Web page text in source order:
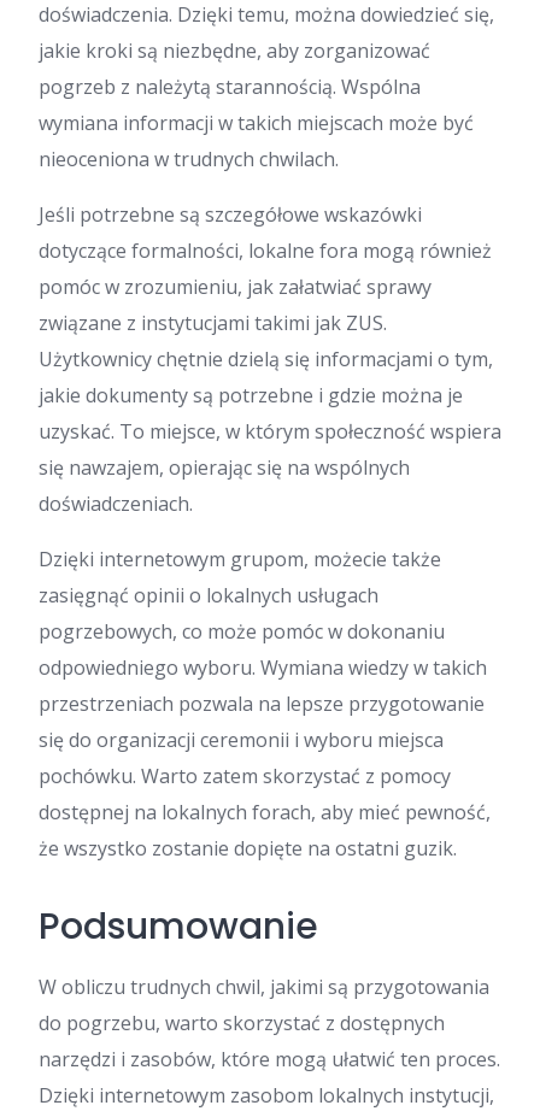
doświadczenia. Dzięki temu, można dowiedzieć się,
jakie kroki są niezbędne, aby zorganizować
pogrzeb z należytą starannością. Wspólna
wymiana informacji w takich miejscach może być
nieoceniona w trudnych chwilach.
Jeśli potrzebne są szczegółowe wskazówki
dotyczące formalności, lokalne fora mogą również
pomóc w zrozumieniu, jak załatwiać sprawy
związane z instytucjami takimi jak ZUS.
Użytkownicy chętnie dzielą się informacjami o tym,
jakie dokumenty są potrzebne i gdzie można je
uzyskać. To miejsce, w którym społeczność wspiera
się nawzajem, opierając się na wspólnych
doświadczeniach.
Dzięki internetowym grupom, możecie także
zasięgnąć opinii o lokalnych usługach
pogrzebowych, co może pomóc w dokonaniu
odpowiedniego wyboru. Wymiana wiedzy w takich
przestrzeniach pozwala na lepsze przygotowanie
się do organizacji ceremonii i wyboru miejsca
pochówku. Warto zatem skorzystać z pomocy
dostępnej na lokalnych forach, aby mieć pewność,
że wszystko zostanie dopięte na ostatni guzik.
Podsumowanie
W obliczu trudnych chwil, jakimi są przygotowania
do pogrzebu, warto skorzystać z dostępnych
narzędzi i zasobów, które mogą ułatwić ten proces.
Dzięki internetowym zasobom lokalnych instytucji,